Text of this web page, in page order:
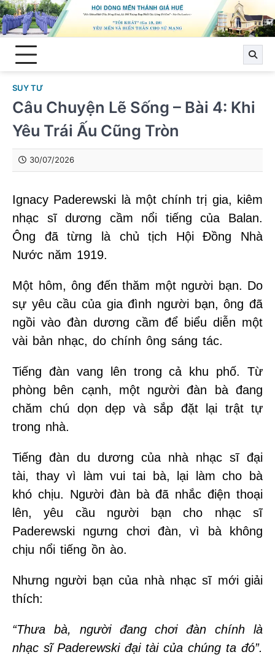
Skip
to
content
SUY TƯ
Câu Chuyện Lẽ Sống – Bài 4: Khi
Yêu Trái Ấu Cũng Tròn
30/07/2026
Ignacy Paderewski là một chính trị gia, kiêm
nhạc sĩ dương cầm nổi tiếng của Balan.
Ông đã từng là chủ tịch Hội Ðồng Nhà
Nước năm 1919.
Một hôm, ông đến thăm một người bạn. Do
sự yêu cầu của gia đình người bạn, ông đã
ngồi vào đàn dương cầm để biểu diễn một
vài bản nhạc, do chính ông sáng tác.
Tiếng đàn vang lên trong cả khu phố. Từ
phòng bên cạnh, một người đàn bà đang
chăm chú dọn dẹp và sắp đặt lại trật tự
trong nhà.
Tiếng đàn du dương của nhà nhạc sĩ đại
tài, thay vì làm vui tai bà, lại làm cho bà
khó chịu. Người đàn bà đã nhắc điện thoại
lên, yêu cầu người bạn cho nhạc sĩ
Paderewski ngưng chơi đàn, vì bà không
chịu nổi tiếng ồn ào.
Nhưng người bạn của nhà nhạc sĩ mới giải
thích:
“Thưa bà, người đang chơi đàn chính là
nhạc sĩ Paderewski đại tài của chúng ta đó”.